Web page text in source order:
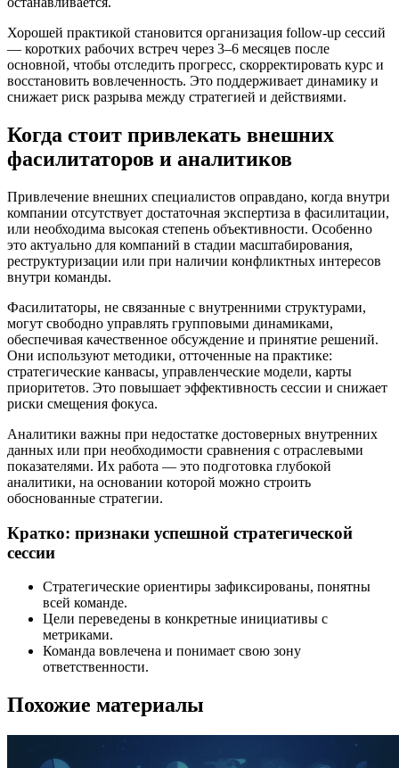
Хорошей практикой становится организация follow-up сессий
— коротких рабочих встреч через 3–6 месяцев после
основной, чтобы отследить прогресс, скорректировать курс и
восстановить вовлеченность. Это поддерживает динамику и
снижает риск разрыва между стратегией и действиями.
Когда стоит привлекать внешних
фасилитаторов и аналитиков
Привлечение внешних специалистов оправдано, когда внутри
компании отсутствует достаточная экспертиза в фасилитации,
или необходима высокая степень объективности. Особенно
это актуально для компаний в стадии масштабирования,
реструктуризации или при наличии конфликтных интересов
внутри команды.
Фасилитаторы, не связанные с внутренними структурами,
могут свободно управлять групповыми динамиками,
обеспечивая качественное обсуждение и принятие решений.
Они используют методики, отточенные на практике:
стратегические канвасы, управленческие модели, карты
приоритетов. Это повышает эффективность сессии и снижает
риски смещения фокуса.
Аналитики важны при недостатке достоверных внутренних
данных или при необходимости сравнения с отраслевыми
показателями. Их работа — это подготовка глубокой
аналитики, на основании которой можно строить
обоснованные стратегии.
Кратко: признаки успешной стратегической
сессии
Стратегические ориентиры зафиксированы, понятны
всей команде.
Цели переведены в конкретные инициативы с
метриками.
Команда вовлечена и понимает свою зону
ответственности.
Похожие материалы